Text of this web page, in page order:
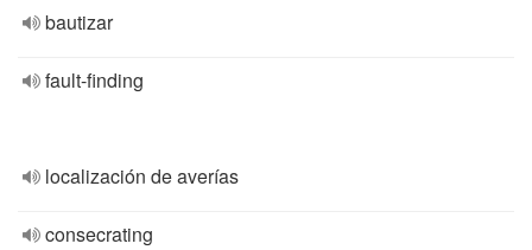
bautizar
fault-finding
localización de averías
consecrating